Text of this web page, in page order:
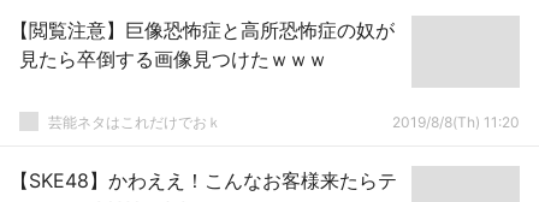
【閲覧注意】巨像恐怖症と高所恐怖症の奴が
見たら卒倒する画像見つけたｗｗｗ
芸能ネタはこれだけでおｋ 2019/8/8(Th) 11:20
【SKE48】かわええ！こんなお客様来たらテ